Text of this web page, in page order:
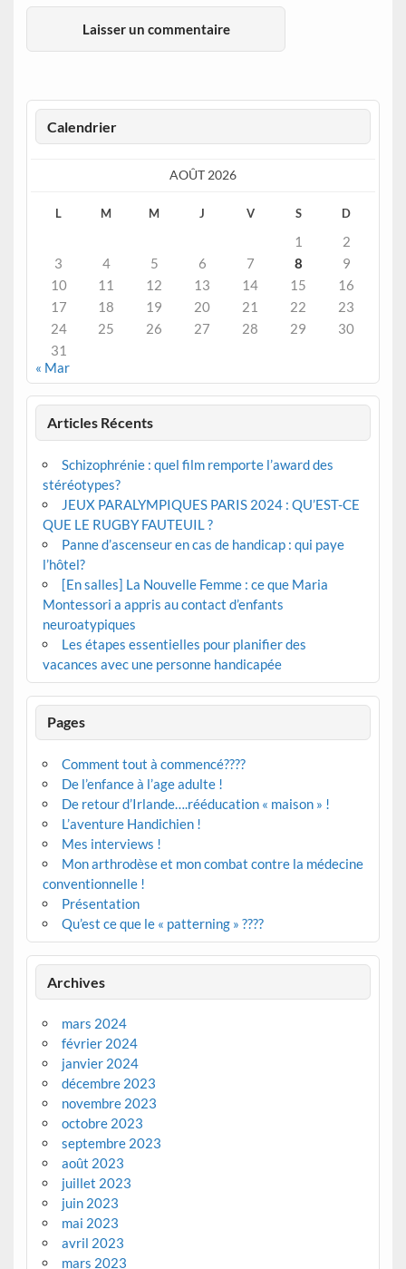
Calendrier
AOÛT 2026
L M M J V S D
1
2
3
4 5 6 7 8
9
10
11 12 13 14 15
16
17
18 19 20 21 22
23
24
25 26 27 28 29
30
31
« Mar
Articles Récents
Schizophrénie : quel film remporte l’award des
stéréotypes?
JEUX PARALYMPIQUES PARIS 2024 : QU’EST-CE
QUE LE RUGBY FAUTEUIL ?
Panne d’ascenseur en cas de handicap : qui paye
l’hôtel?
[En salles] La Nouvelle Femme : ce que Maria
Montessori a appris au contact d’enfants
neuroatypiques
Les étapes essentielles pour planifier des
vacances avec une personne handicapée
Pages
Comment tout à commencé????
De l’enfance à l’age adulte !
De retour d’Irlande….rééducation « maison » !
L’aventure Handichien !
Mes interviews !
Mon arthrodèse et mon combat contre la médecine
conventionnelle !
Présentation
Qu’est ce que le « patterning » ????
Archives
mars 2024
février 2024
janvier 2024
décembre 2023
novembre 2023
octobre 2023
septembre 2023
août 2023
juillet 2023
juin 2023
mai 2023
avril 2023
mars 2023